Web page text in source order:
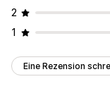
2
1
Eine Rezension